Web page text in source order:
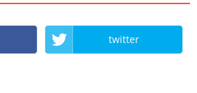
twitter